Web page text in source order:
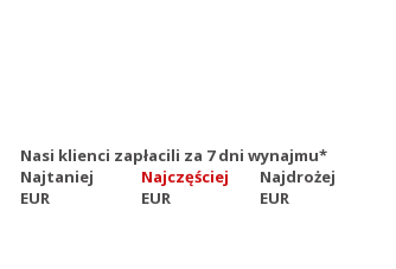
Nasi klienci zapłacili za 7 dni wynajmu*
Najtaniej
EUR
Najczęściej
EUR
Najdrożej
EUR